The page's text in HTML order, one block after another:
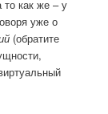
как же – у
уже о
(обратите